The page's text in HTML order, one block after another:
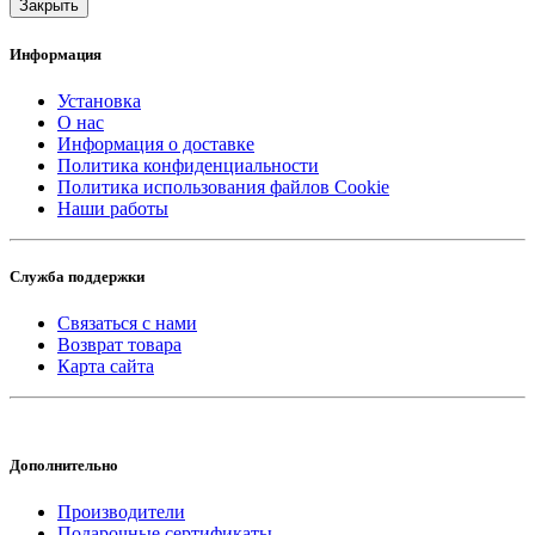
Закрыть
Информация
Установка
О нас
Информация о доставке
Политика конфиденциальности
Политика использования файлов Cookie
Наши работы
Служба поддержки
Связаться с нами
Возврат товара
Карта сайта
Дополнительно
Производители